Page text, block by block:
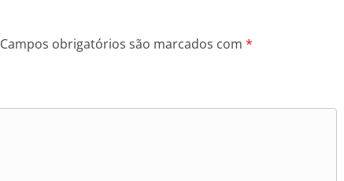
Campos obrigatórios são marcados com *